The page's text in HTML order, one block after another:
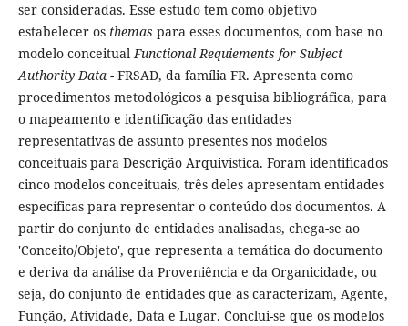
ser consideradas. Esse estudo tem como objetivo
estabelecer os themas para esses documentos, com base no
modelo conceitualFunctional Requiements for Subject
Authority Data- FRSAD, da família FR. Apresenta como
procedimentos metodológicos a pesquisa bibliográfica, para
o mapeamento e identificação das entidades
representativas de assunto presentes nos modelos
conceituais para Descrição Arquivística. Foram identificados
cinco modelos conceituais, três deles apresentam entidades
específicas para representar o conteúdo dos documentos. A
partir do conjunto de entidades analisadas, chega-se ao
'Conceito/Objeto', que representa a temática do documento
e deriva da análise da Proveniência e da Organicidade, ou
seja, do conjunto de entidades que as caracterizam, Agente,
Função, Atividade, Data e Lugar. Conclui-se que os modelos